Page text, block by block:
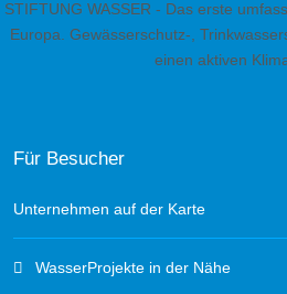
STIFTUNG WASSER - Das erste
Europa. Gewässerschutz-,
einen aktiven
Für Besucher
Unternehmen auf der Karte
WasserProjekte in der Nähe